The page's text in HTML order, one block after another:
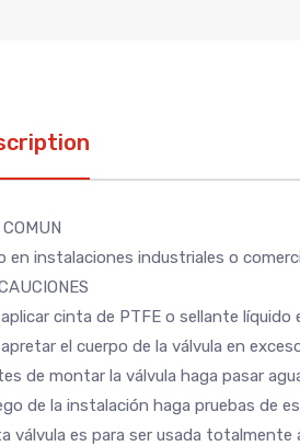
en instalaciones industriales o
aplicar cinta de PTFE o sellante
apretar el cuerpo de la válvula en
de montar la válvula haga pasar
de la instalación haga pruebas de
válvula es para ser usada